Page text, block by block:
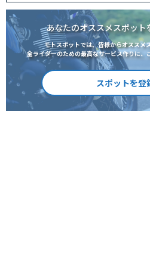
あなたのオススメスポッ
モトスポットでは、皆様からオススメ
全ライダーのための最高なサービス作りに、
スポットを登